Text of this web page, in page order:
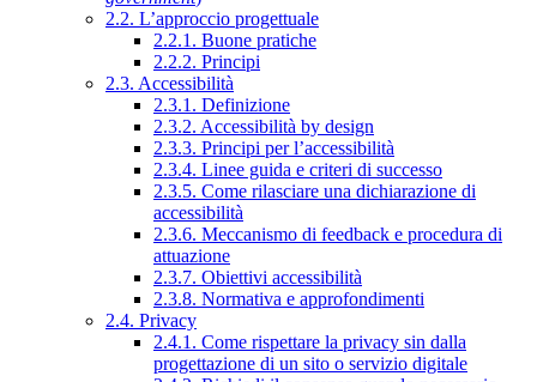
2.2. L’approccio progettuale
2.2.1. Buone pratiche
2.2.2. Principi
2.3. Accessibilità
2.3.1. Definizione
2.3.2. Accessibilità by design
2.3.3. Principi per l’accessibilità
2.3.4. Linee guida e criteri di successo
2.3.5. Come rilasciare una dichiarazione di
accessibilità
2.3.6. Meccanismo di feedback e procedura di
attuazione
2.3.7. Obiettivi accessibilità
2.3.8. Normativa e approfondimenti
2.4. Privacy
2.4.1. Come rispettare la privacy sin dalla
progettazione di un sito o servizio digitale